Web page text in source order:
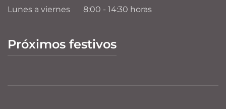
Lunes a viernes 8:00 - 14:30 horas
Próximos festivos